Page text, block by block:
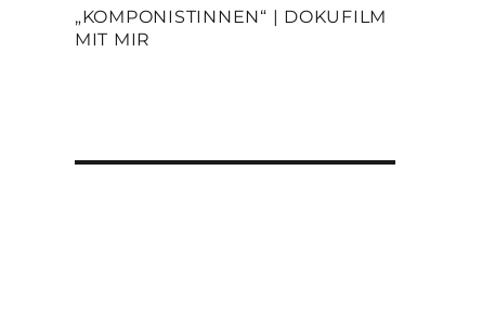
„KOMPONISTINNEN“ | DOKUFILM
MIT MIR